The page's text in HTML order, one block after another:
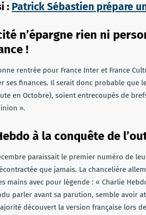
: Patrick Sébastien prépare
n’épargne rien ni
!
rentrée pour France Inter et France
ses finances. Il serait donc probable que
en Octobre), soient entrecoupés de
».
à la conquête de
paraissait le premier numéro de
que jamais. La chancelière
mains avec pour légende : « Charlie
parler avant sa parution, semble avoir
découvert la version française lors